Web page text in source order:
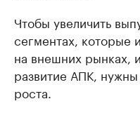
Чтобы увеличить
сегментах, которые
на внешних рынках,
развитие АПК,
роста.